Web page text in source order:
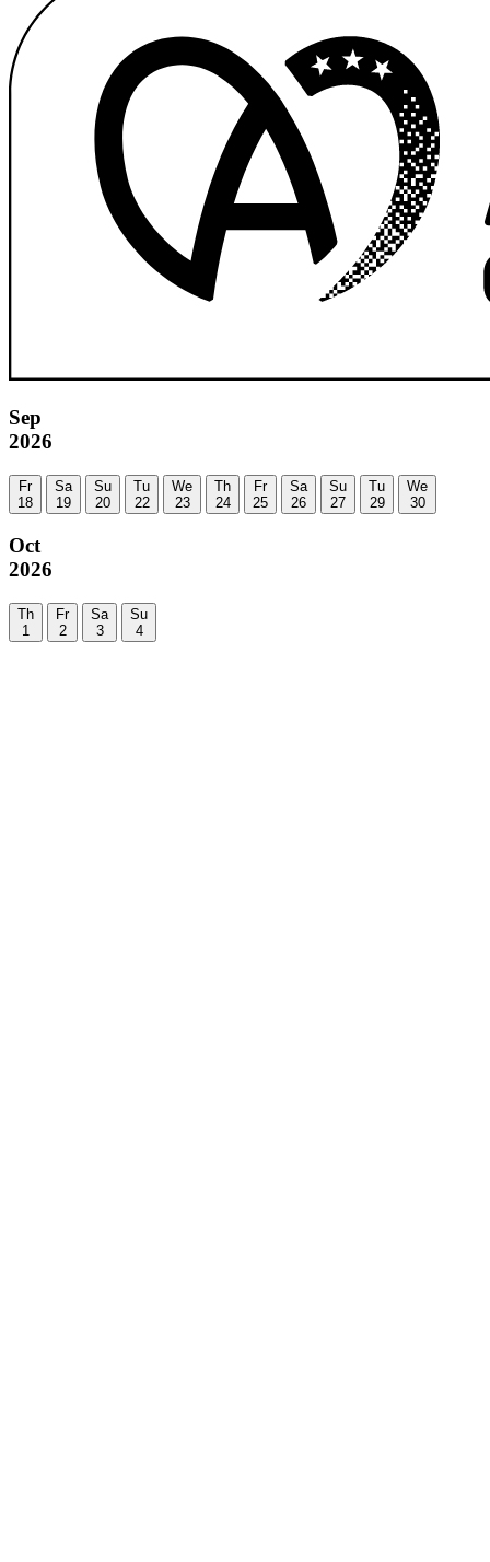
Sep
2026
Fr
18
Sa
19
Su
20
Tu
22
We
23
Th
24
Fr
25
Sa
26
Su
27
Tu
29
We
30
Oct
2026
Th
1
Fr
2
Sa
3
Su
4